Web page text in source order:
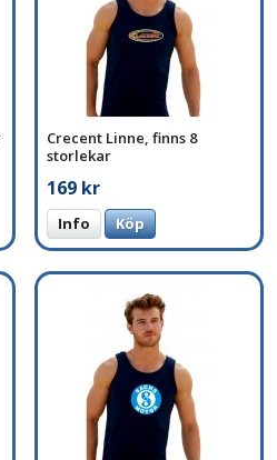
Crecent Linne, finns 8
storlekar
169 kr
Info Köp